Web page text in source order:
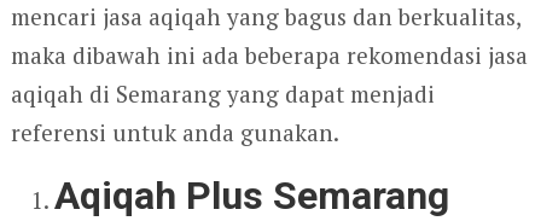
mencari jasa aqiqah yang bagus dan berkualitas,
maka dibawah ini ada beberapa rekomendasi jasa
aqiqah di Semarang yang dapat menjadi
referensi untuk anda gunakan.
Aqiqah Plus Semarang